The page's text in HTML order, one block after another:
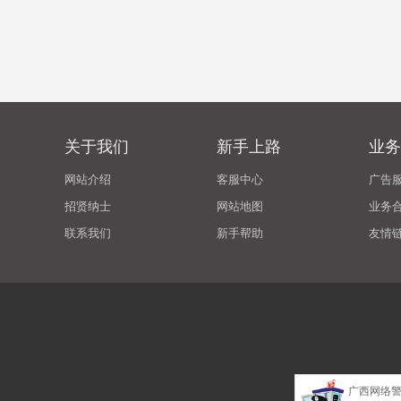
关于我们
网站介绍
招贤纳士
联系我们
新手上路
客服中心
网站地图
新手帮助
业
广告
业务
友情
广西网络警